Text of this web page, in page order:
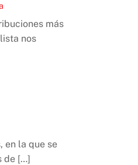
más
nos
en la que se
de […]